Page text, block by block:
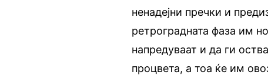
ненадејни пречки и
ретроградната фаза им
напредуваат и да ги
процвета, а тоа ќе им